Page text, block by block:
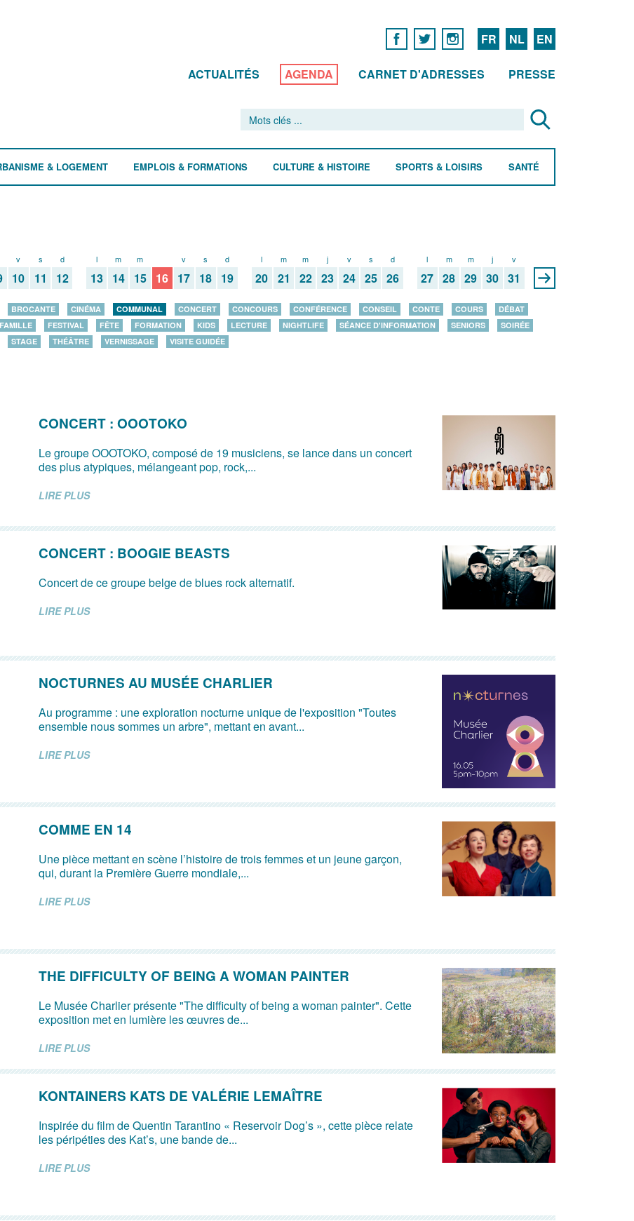
FR NL EN
ACTUALITÉS AGENDA CARNET D'ADRESSES PRESSE
& LOGEMENT EMPLOIS & FORMATIONS CULTURE & HISTOIRE SPORTS & LOISIRS SANTÉ
v
10
s
11
d
12
l
13
m
14
m
15 16
v
17
s
18
d
19
l
20
m
21
m
22
j
23
v
24
s
25
d
26
l
27
m
28
m
29
j
30
v
31
BROCANTE CINÉMA COMMUNAL CONCERT CONCOURS CONFÉRENCE CONSEIL CONTE COURS
DÉBAT
FAMILLE FESTIVAL FÊTE FORMATION KIDS LECTURE NIGHTLIFE SÉANCE D'INFORMATION SENIORS
SOIRÉE
STAGE THÉÂTRE VERNISSAGE VISITE GUIDÉE
CONCERT : OOOTOKO
Le groupe OOOTOKO, composé de 19 musiciens, se lance dans un concert
des plus atypiques, mélangeant pop, rock,...
LIRE PLUS
CONCERT : BOOGIE BEASTS
Concert de ce groupe belge de blues rock alternatif.
LIRE PLUS
NOCTURNES AU MUSÉE CHARLIER
Au programme : une exploration nocturne unique de l'exposition "Toutes
ensemble nous sommes un arbre", mettant en avant...
LIRE PLUS
COMME EN 14
Une pièce mettant en scène l’histoire de trois femmes et un jeune garçon,
qui, durant la Première Guerre mondiale,...
LIRE PLUS
THE DIFFICULTY OF BEING A WOMAN PAINTER
Le Musée Charlier présente "The difficulty of being a woman painter". Cette
exposition met en lumière les œuvres de...
LIRE PLUS
KONTAINERS KATS DE VALÉRIE LEMAÎTRE
Inspirée du film de Quentin Tarantino « Reservoir Dog’s », cette pièce relate
les péripéties des Kat’s, une bande de...
LIRE PLUS